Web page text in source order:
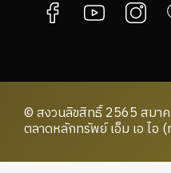
© สงวนลิขสิทธิ์ 2565 สมา
ตลาดหลักทรัพย์ เอ็ม เอ ไอ